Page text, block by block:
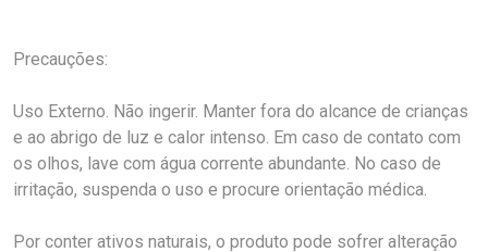
Precauções:
Uso Externo. Não ingerir. Manter fora do alcance de crianças
e ao abrigo de luz e calor intenso. Em caso de contato com
os olhos, lave com água corrente abundante. No caso de
irritação, suspenda o uso e procure orientação médica.
Por conter ativos naturais, o produto pode sofrer alteração